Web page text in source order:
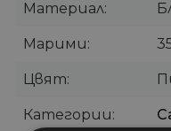
Материал
Марими
Цвят
Категории